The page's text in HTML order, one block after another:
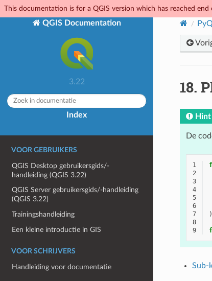
This documentation is for a QGIS version which has reached
QGIS Documentation
3.22
Index
VOOR GEBRUIKERS
QGIS Desktop gebruikersgids/-
handleiding (QGIS 3.22)
QGIS Server gebruikersgids/-handleiding
(QGIS 3.22)
Trainingshandleiding
Een kleine introductie in GIS
VOOR SCHRIJVERS
Handleiding voor documentatie
18.
Hint
De
1
2
3
4
5
6
7
)
8
9
Sub-